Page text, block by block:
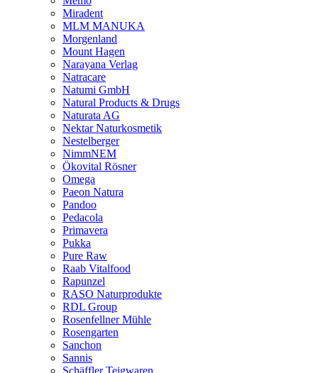
Miradent
MLM MANUKA
Morgenland
Mount Hagen
Narayana Verlag
Natracare
Natumi GmbH
Natural Products & Drugs
Naturata AG
Nektar Naturkosmetik
Nestelberger
NimmNEM
Ökovital Rösner
Omega
Paeon Natura
Pandoo
Pedacola
Primavera
Pukka
Pure Raw
Raab Vitalfood
Rapunzel
RASO Naturprodukte
RDL Group
Rosenfellner Mühle
Rosengarten
Sanchon
Sannis
Schäffler Teigwaren